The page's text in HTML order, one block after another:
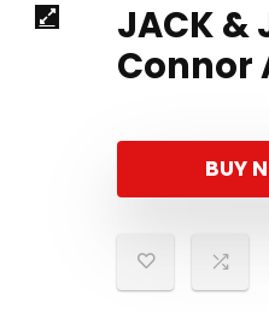
JACK &
Connor
BUY